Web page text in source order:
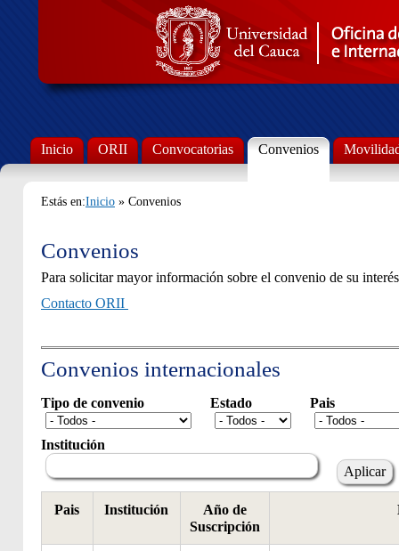
Inicio ORII Convocatorias Convenios
Estás en:Inicio » Convenios
Convenios
Para solicitar mayor información sobre el convenio de su
Contacto ORII
Convenios internacionales
Tipo de convenio Estado Pais
Institución
Pais Institución
Año de
Suscripción